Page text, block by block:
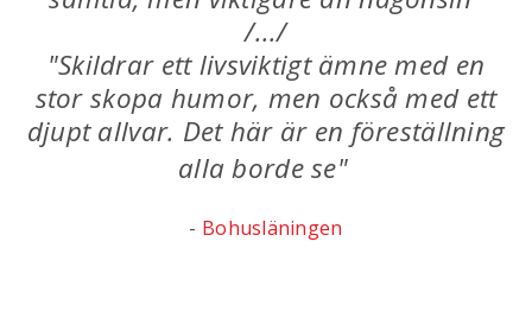
/.../
"Skildrar ett livsviktigt ämne med en
stor skopa humor, men också med ett
djupt allvar. Det här är en föreställning
alla borde se"
- Bohusläningen